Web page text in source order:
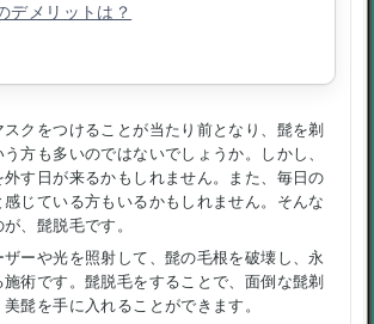
デメリットは？
クをつけることが当たり前となり、髭を剃
方も多いのではないでしょうか。しかし、
す日が来るかもしれません。また、毎日の
じている方もいるかもしれません。そんな
、髭脱毛です。
ーや光を照射して、髭の毛根を破壊し、永
術です。髭脱毛をすることで、面倒な髭剃
髭を手に入れることができます。